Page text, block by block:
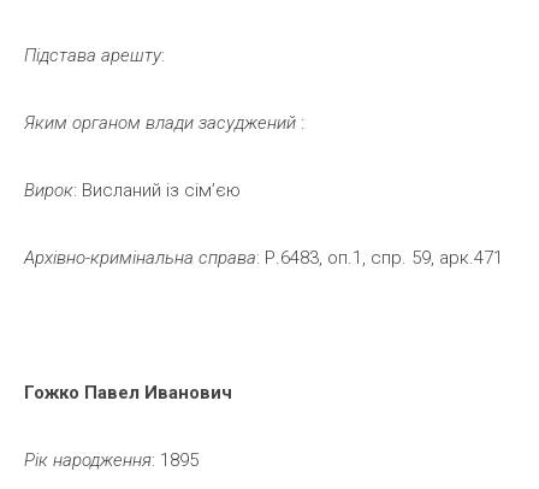
Підстава арешту:
Яким органом влади засуджений :
Вирок: Висланий із сім’єю
Архівно-кримінальна справа: Р.6483, оп.1, спр. 59, арк.471
Гожко Павел Иванович
Рік народження: 1895